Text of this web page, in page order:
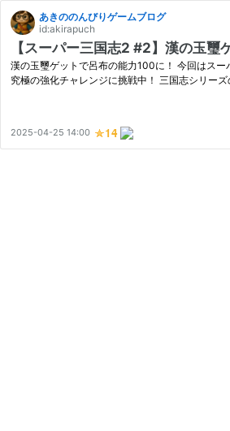
あきののんびりゲームブログ
id:akirapuch
【スーパー三国志2 #2】漢の玉璽
漢の玉璽ゲットで呂布の能力100に！ 今回はス
究極の強化チャレンジに挑戦中！ 三国志シリー
2025-04-25 14:00